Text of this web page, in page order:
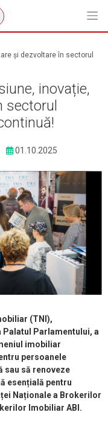
și dezvoltare în sectorul
inovație,
sectorul
01.10.2025
(TNI),
Palatul Parlamentului, a
imobiliar
persoanele
sau să renoveze
esențială pentru
ei Național e a Brokerilor
Imobiliar ABI.